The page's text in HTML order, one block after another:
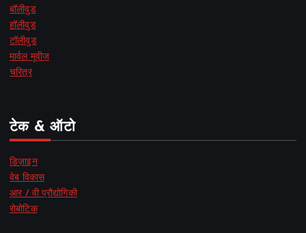
बॉलीवुड
हॉलीवुड
टॉलीवुड
मार्वल मूवीज
चरित्र
टेक & ऑटो
डिज़ाइन
वेब विकास
आर / वी प्रौद्योगिकी
रोबोटिक